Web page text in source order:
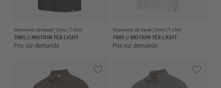
Vêtements de travail |Shirts | T-Shirt
7005 // MOTION TEX LIGHT
Prix sur demande
Vêtements de travail |Shirts | T-Shirt
7005 // MOTION TEX LIGHT
Prix sur demande